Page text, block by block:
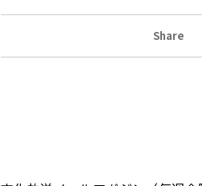
Share